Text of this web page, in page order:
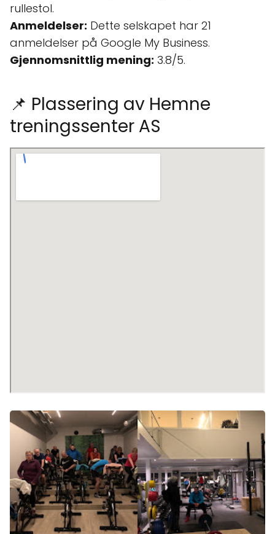
rullestol.
Anmeldelser: Dette selskapet har 21
anmeldelser på Google My Business.
Gjennomsnittlig mening: 3.8/5.
📌 Plassering av Hemne
treningssenter AS